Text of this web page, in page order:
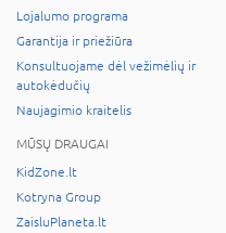
Lojalumo programa
Garantija ir priežiūra
Konsultuojame dėl vežimėlių ir
autokėdučių
Naujagimio kraitelis
MŪSŲ DRAUGAI
KidZone.lt
Kotryna Group
ZaisluPlaneta.lt